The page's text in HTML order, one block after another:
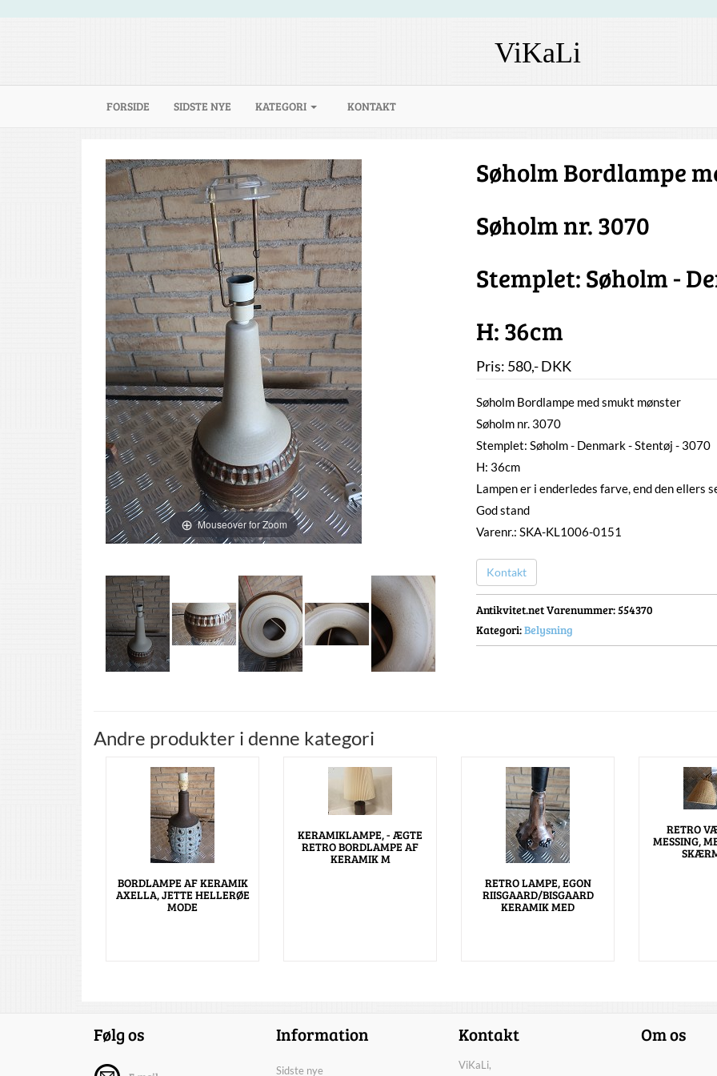
ViKaLi
FORSIDE (CURRENT)
SIDSTE NYE KATEGORI KONTAKT
Mouseover for Zoom
Søholm Bordlampe
Søholm nr. 3070
Stemplet: Søholm -
H: 36cm
Pris: 580,-DKK
Søholm Bordlampe med smukt mønster
Søholm nr. 3070
Stemplet: Søholm - Denmark - Stentøj - 3070
H: 36cm
Lampen er i enderledes farve, end den ellers
God stand
Varenr.: SKA-KL1006-0151
Kontakt
Antikvitet.net Varenummer: 554370
Kategori:Belysning
Andre produkter i denne kategori
BORDLAMPE AF KERAMIK
AXELLA, JETTE HELLERØE
MODE
KERAMIKLAMPE, - ÆGTE
RETRO BORDLAMPE AF
KERAMIK M
RETRO LAMPE, EGON
RIISGAARD/BISGAARD
KERAMIK MED
RETRO
MESSING,
Følg os Information
Sidste nye
Kontakt
ViKaLi,
Om os